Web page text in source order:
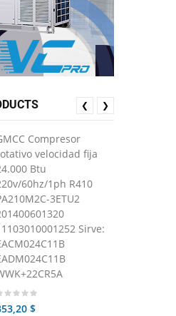
Compresor
velocidad fija
Btu
60hz/1ph R410
3ETU2
Sirve:
$
❮ ❯